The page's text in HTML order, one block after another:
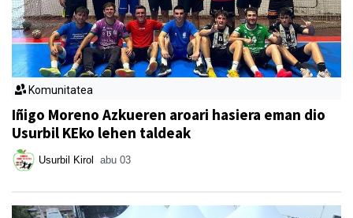
Komunitatea
Iñigo Moreno Azkueren aroari hasiera eman dio
Usurbil KEko lehen taldeak
Usurbil Kirol abu 03